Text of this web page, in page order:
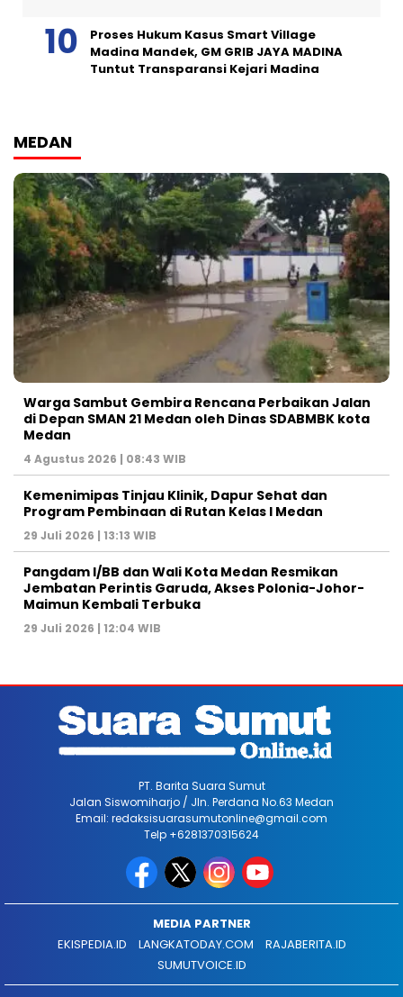
Proses Hukum Kasus Smart Village
Madina Mandek, GM GRIB JAYA MADINA
Tuntut Transparansi Kejari Madina
MEDAN
Warga Sambut Gembira Rencana Perbaikan Jalan
di Depan SMAN 21 Medan oleh Dinas SDABMBK kota
Medan
4 Agustus 2026 | 08:43 WIB
Kemenimipas Tinjau Klinik, Dapur Sehat dan
Program Pembinaan di Rutan Kelas I Medan
29 Juli 2026 | 13:13 WIB
Pangdam I/BB dan Wali Kota Medan Resmikan
Jembatan Perintis Garuda, Akses Polonia-Johor-
Maimun Kembali Terbuka
29 Juli 2026 | 12:04 WIB
PT. Barita Suara Sumut
Jalan Siswomiharjo / Jln. Perdana No.63 Medan
Email: redaksisuarasumutonline@gmail.com
Telp +6281370315624
MEDIA PARTNER
EKISPEDIA.ID
LANGKATODAY.COM
RAJABERITA.ID
SUMUTVOICE.ID